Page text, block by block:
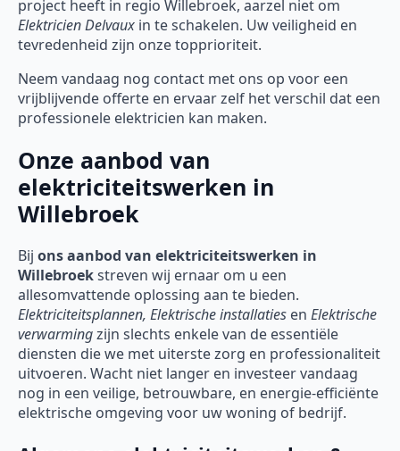
project heeft in regio Willebroek, aarzel niet om
Elektricien Delvaux in te schakelen. Uw veiligheid en
tevredenheid zijn onze topprioriteit.
Neem vandaag nog contact met ons op voor een
vrijblijvende offerte en ervaar zelf het verschil dat een
professionele elektricien kan maken.
Onze aanbod van
elektriciteitswerken in
Willebroek
Bij ons aanbod van elektriciteitswerken in
Willebroekstreven wij ernaar om u een
allesomvattende oplossing aan te bieden.
Elektriciteitsplannen, Elektrische installaties en Elektrische
verwarmingzijn slechts enkele van de essentiële
diensten die we met uiterste zorg en professionaliteit
uitvoeren. Wacht niet langer en investeer vandaag
nog in een veilige, betrouwbare, en energie-efficiënte
elektrische omgeving voor uw woning of bedrijf.